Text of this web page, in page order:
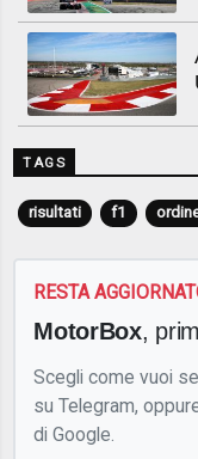
TAGS
risultati f1
RESTA
MotorBox,
Scegli come vuoi
su Telegram,
di Google.